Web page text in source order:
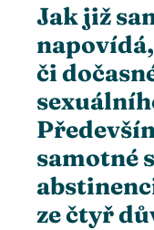
Jak již
či
samotné
ze čtyř